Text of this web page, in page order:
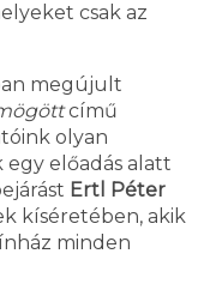
csak az
megújult
című
olyan
előadás alatt
Ertl Péter
kíséretében, akik
minden